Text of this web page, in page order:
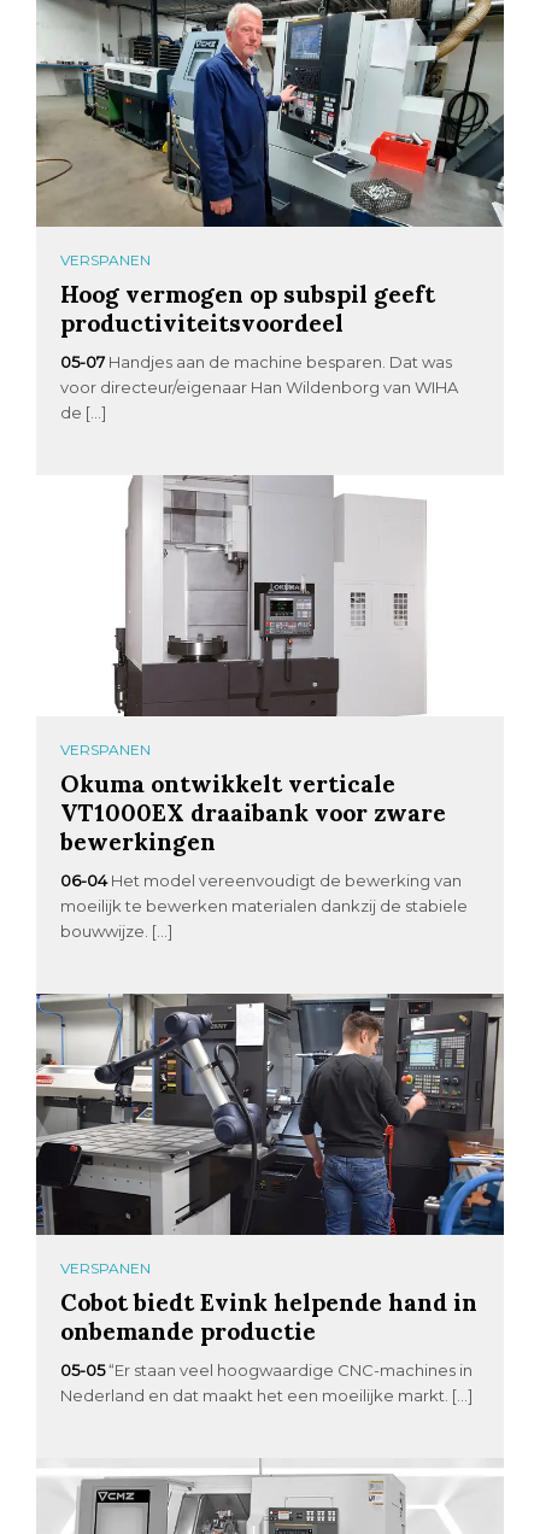
VERSPANEN
Hoog vermogen op subspil geeft
productiviteitsvoordeel
05-07 Handjes aan de machine besparen. Dat was
voor directeur/eigenaar Han Wildenborg van WIHA
de […]
VERSPANEN
Okuma ontwikkelt verticale
VT1000EX draaibank voor zware
bewerkingen
06-04 Het model vereenvoudigt de bewerking van
moeilijk te bewerken materialen dankzij de stabiele
bouwwijze. […]
VERSPANEN
Cobot biedt Evink helpende hand in
onbemande productie
05-05“Er staan veel hoogwaardige CNC-machines in
Nederland en dat maakt het een moeilijke markt. […]